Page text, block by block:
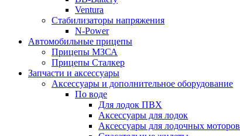
Ventura
Стабилизаторы напряжения
N-Power
Автомобильные прицепы
Прицепы МЗСА
Прицепы Сталкер
Запчасти и аксессуары
Аксессуары и дополнительное оборудование
По воде
Для лодок ПВХ
Аксессуары для лодок
Аксессуары для лодочных моторов